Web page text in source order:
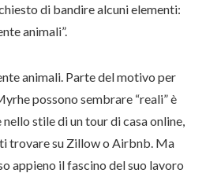
chiesto di bandire alcuni elementi:
animali”.
animali. Parte del motivo per
possono sembrare “reali” è
stile di un tour di casa online,
trovare su Zillow o Airbnb. Ma
appieno il fascino del suo lavoro